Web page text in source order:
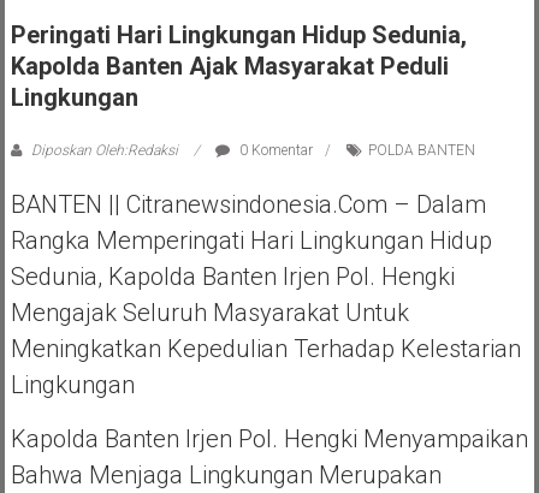
Peringati Hari Lingkungan Hidup Sedunia,
Kapolda Banten Ajak Masyarakat Peduli
Lingkungan
Diposkan Oleh:Redaksi 0 Komentar POLDA BANTEN
BANTEN || Citranewsindonesia.com – Dalam
Rangka Memperingati Hari Lingkungan Hidup
Sedunia, Kapolda Banten Irjen Pol. Hengki
Mengajak Seluruh Masyarakat Untuk
Meningkatkan Kepedulian Terhadap Kelestarian
Lingkungan
Kapolda Banten Irjen Pol. Hengki Menyampaikan
Bahwa Menjaga Lingkungan Merupakan